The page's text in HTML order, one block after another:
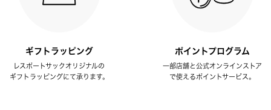
ギフトラッピング
レスポートサックオリジナルの
ギフトラッピングにて承ります。
ポイントプログラム
一部店舗と公式オンラインストア
で使えるポイントサービス。